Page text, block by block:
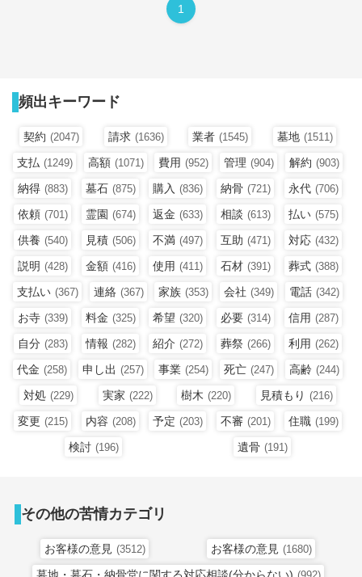
1
頻出キーワード
契約 (2047) 請求 (1636) 業者 (1545) 墓地 (1511)
支払 (1249) 高額 (1071) 費用 (952) 管理 (904) 解約 (903)
納得 (883) 墓石 (875) 購入 (836) 納骨 (721) 永代 (706)
依頼 (701) 霊園 (674) 返金 (633) 相談 (613) 払い (575)
供養 (540) 見積 (506) 不満 (497) 互助 (471) 対応 (432)
説明 (428) 金額 (416) 使用 (411) 石材 (391) 葬式 (388)
支払い (367) 連絡 (367) 家族 (353) 会社 (349) 電話 (342)
お寺 (339) 料金 (325) 希望 (320) 必要 (314) 信用 (287)
自分 (283) 情報 (282) 紹介 (272) 葬祭 (266) 利用 (262)
代金 (258) 申し出 (257) 事業 (254) 死亡 (247) 高齢 (244)
対処 (229) 実家 (222) 樹木 (220) 見積もり (216)
変更 (215) 内容 (208) 予定 (203) 不審 (201) 住職 (199)
検討 (196) 遺骨 (191)
その他の苦情カテゴリ
お客様の意見 (3512) お客様の意見 (1680)